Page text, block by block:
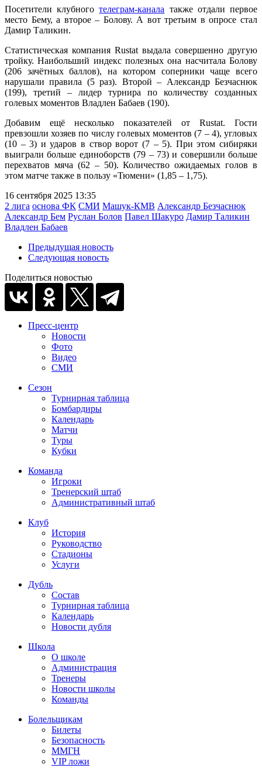
Посетители клубноготелеграм-канала также отдали первое
место Бему, а второе – Болову. А вот третьим в опросе стал
Дамир Таликин.
Статистическая компания Rustat выдала совершенно другую
тройку. Наибольший индекс полезных она насчитала Болову
(206 зачётных баллов), на котором соперники чаще всего
нарушали правила (5 раз). Второй – Александр Безчаснюк
(199), третий – лидер турнира по количеству созданных
голевых моментов Владлен Бабаев (190).
Добавим ещё несколько показателей от Rustat. Гости
превзошли хозяев по числу голевых моментов (7 – 4), угловых
(10 – 3) и ударов в створ ворот (7 – 5). При этом сибиряки
выиграли больше единоборств (79 – 73) и совершили больше
перехватов мяча (62 – 50). Количество ожидаемых голов в
этом матче также в пользу «Тюмени» (1,85 – 1,75).
16 сентября 2025 13:35
2 лига основа ФК СМИ Машук-КМВ Александр Безчаснюк
Александр Бем Руслан Болов Павел Шакуро Дамир Таликин
Владлен Бабаев
Предыдущая новость
Следующая новость
Поделиться новостью
Пресс-центр
Новости
Фото
Видео
СМИ
Сезон
Турнирная таблица
Бомбардиры
Календарь
Матчи
Туры
Кубки
Команда
Игроки
Тренерский штаб
Административный штаб
Клуб
История
Руководство
Стадионы
Услуги
Дубль
Состав
Турнирная таблица
Календарь
Новости дубля
Школа
О школе
Администрация
Тренеры
Новости школы
Команды
Болельщикам
Билеты
Безопасность
ММГН
VIP ложи